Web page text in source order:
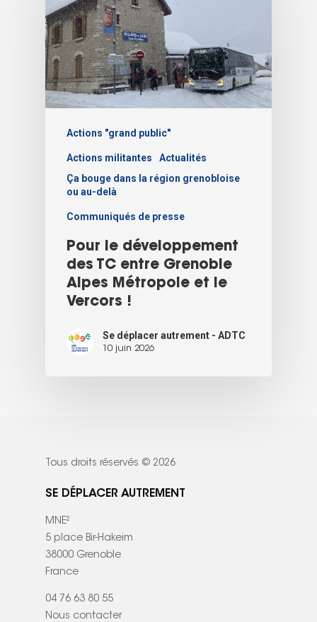
Actions "grand public"
Actions militantes
Actualités
Ça bouge dans la région grenobloise
ou au-delà
Communiqués de presse
Pour le développement
des TC entre Grenoble
Alpes Métropole et le
Vercors !
Se déplacer autrement - ADTC
10 juin 2026
Tous droits réservés © 2026
SE DÉPLACER AUTREMENT
MNE²
5 place Bir-Hakeim
38000 Grenoble
France
04 76 63 80 55
Nous contacter